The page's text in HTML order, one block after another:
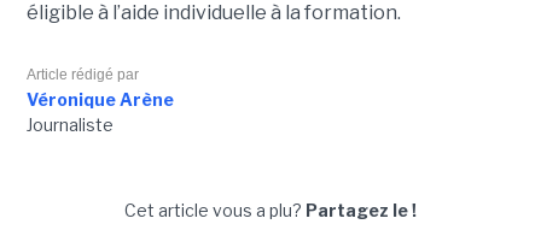
éligible à l’aide individuelle à la formation.
Article rédigé par
Véronique Arène
Journaliste
Cet article vous a plu? Partagez le !